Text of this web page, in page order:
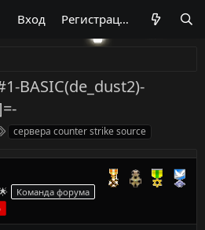
Вход Регистрация
BASIC(de_dust2)-
Т
г
сервера counter strike source
Команда форума